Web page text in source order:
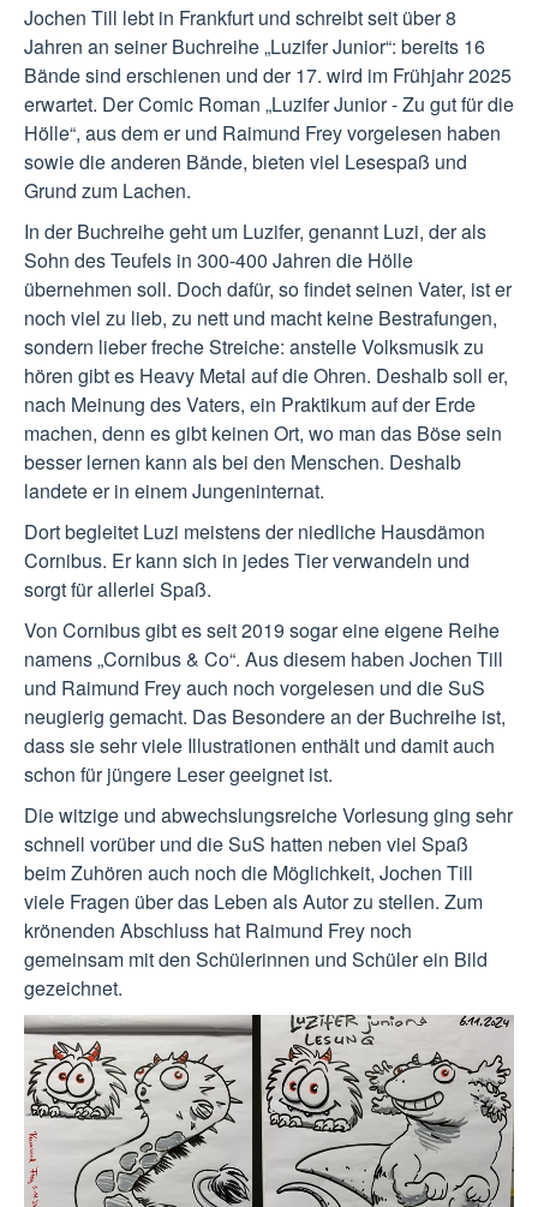
Jochen Till lebt in Frankfurt und schreibt seit über 8
Jahren an seiner Buchreihe „Luzifer Junior“: bereits 16
Bände sind erschienen und der 17. wird im Frühjahr 2025
erwartet. Der Comic Roman „Luzifer Junior - Zu gut für die
Hölle“, aus dem er und Raimund Frey vorgelesen haben
sowie die anderen Bände, bieten viel Lesespaß und
Grund zum Lachen.
In der Buchreihe geht um Luzifer, genannt Luzi, der als
Sohn des Teufels in 300-400 Jahren die Hölle
übernehmen soll. Doch dafür, so findet seinen Vater, ist er
noch viel zu lieb, zu nett und macht keine Bestrafungen,
sondern lieber freche Streiche: anstelle Volksmusik zu
hören gibt es Heavy Metal auf die Ohren. Deshalb soll er,
nach Meinung des Vaters, ein Praktikum auf der Erde
machen, denn es gibt keinen Ort, wo man das Böse sein
besser lernen kann als bei den Menschen. Deshalb
landete er in einem Jungeninternat.
Dort begleitet Luzi meistens der niedliche Hausdämon
Cornibus. Er kann sich in jedes Tier verwandeln und
sorgt für allerlei Spaß.
Von Cornibus gibt es seit 2019 sogar eine eigene Reihe
namens „Cornibus & Co“. Aus diesem haben Jochen Till
und Raimund Frey auch noch vorgelesen und die SuS
neugierig gemacht. Das Besondere an der Buchreihe ist,
dass sie sehr viele Illustrationen enthält und damit auch
schon für jüngere Leser geeignet ist.
Die witzige und abwechslungsreiche Vorlesung ging sehr
schnell vorüber und die SuS hatten neben viel Spaß
beim Zuhören auch noch die Möglichkeit, Jochen Till
viele Fragen über das Leben als Autor zu stellen. Zum
krönenden Abschluss hat Raimund Frey noch
gemeinsam mit den Schülerinnen und Schüler ein Bild
gezeichnet.